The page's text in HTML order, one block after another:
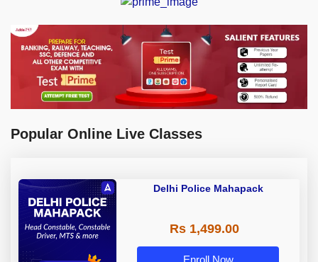
Popular Online Live Classes
Delhi Police Mahapack
Rs 1,499.00
Enroll Now